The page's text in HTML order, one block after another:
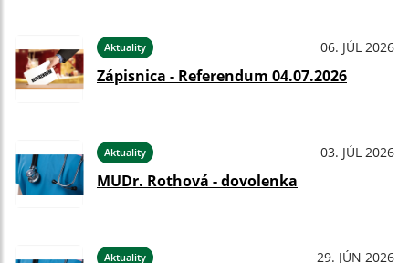
Aktuality 06. JÚL 2026
Zápisnica - Referendum 04.07.2026
Aktuality 03. JÚL 2026
MUDr. Rothová - dovolenka
Aktuality 29. JÚN 2026